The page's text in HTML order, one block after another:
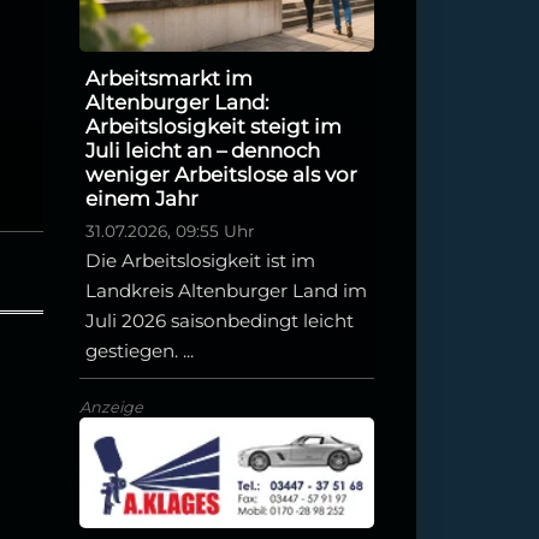
Arbeitsmarkt im
Altenburger Land:
Arbeitslosigkeit steigt im
Juli leicht an – dennoch
weniger Arbeitslose als vor
einem Jahr
31.07.2026, 09:55 Uhr
Die Arbeitslosigkeit ist im
Landkreis Altenburger Land im
Juli 2026 saisonbedingt leicht
gestiegen. ...
Anzeige